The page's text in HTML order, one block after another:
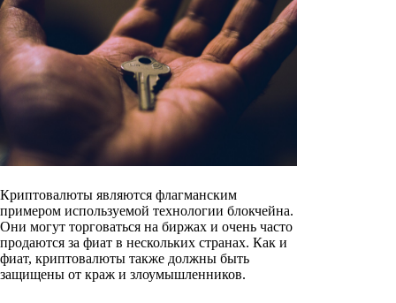
Криптовалюты являются флагманским
примером используемой технологии блокчейна.
Они могут торговаться на биржах и очень часто
продаются за фиат в нескольких странах. Как и
фиат, криптовалюты также должны быть
защищены от краж и злоумышленников.